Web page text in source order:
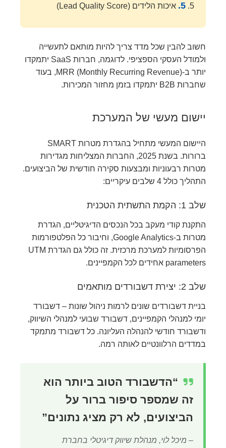
5. איכות הלידים (Lead Quality Score)
חשוב להבין שכל מדד צריך להיות מותאם לתעשייה
ולמודל העסקי הספציפי. לדוגמה, חברות SaaS יתמקדו
יותר ב-MRR (Monthly Recurring Revenue), בעוד
שחברות B2B יתמקדו בזמן מחזור המכירות.
יישום מעשי של המערכת
היישום המעשי מתחיל בהגדרת מטרות SMART
ברורות. בשנת 2025, החברות המצליחות מגדירות
מטרות רבעוניות ומבצעות סקירה חודשית של הביצועים.
התהליך כולל 4 שלבים עיקריים:
שלב 1: הקמת התשתית הטכנית
התקנת קודי מעקב בכל הנכסים הדיגיטליים, הגדרת
מטרות ב-Google Analytics, וחיבור כל הפלטפורמות
הפרסומיות למערכת מרכזית. זה כולל גם הגדרת UTM
parameters אחידים לכל הקמפיינים.
שלב 2: יצירת דשבורדים מותאמים
בניית דשבורדים שונים לרמות ניהול שונות – דשבורד
יומי למנהלי הקמפיינים, דשבורד שבועי למנהלי השיווק,
ודשבורד חודשי להנהלה העליונה. כל דשבורד מתמקד
במדדים הרלוונטיים לאותה רמה.
“הדשבורד הטוב ביותר הוא
זה שמספר סיפור ברור על
הביצועים, לא רק מציג נתונים”
– מיכל לוי, מנהלת שיווק דיגיטלי בחברת